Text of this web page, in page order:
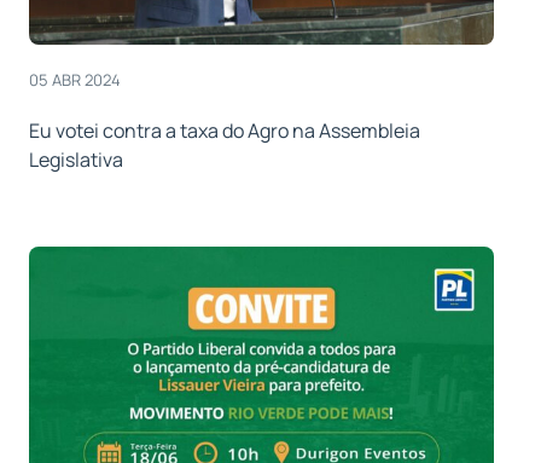
05 ABR 2024
Eu votei contra a taxa do Agro na Assembleia
Legislativa